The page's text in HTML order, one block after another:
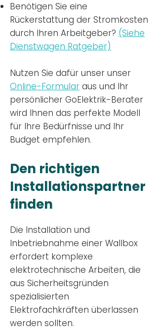
Benötigen Sie eine
Rückerstattung der Stromkosten
durch Ihren Arbeitgeber? (Siehe
Dienstwagen Ratgeber)
Nutzen Sie dafür unser unser
Online-Formular aus und Ihr
persönlicher GoElektrik-Berater
wird Ihnen das perfekte Modell
für Ihre Bedürfnisse und Ihr
Budget empfehlen.
Den richtigen
Installationspartner
finden
Die Installation und
Inbetriebnahme einer Wallbox
erfordert komplexe
elektrotechnische Arbeiten, die
aus Sicherheitsgründen
spezialisierten
Elektrofachkräften überlassen
werden sollten.